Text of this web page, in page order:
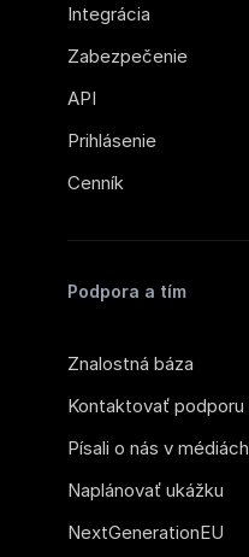
Integrácia
Zabezpečenie
API
Prihlásenie
Cenník
Podpora a tím
Znalostná báza
Kontaktovať podporu
Písali o nás v médiách
Naplánovať ukážku
NextGenerationEU